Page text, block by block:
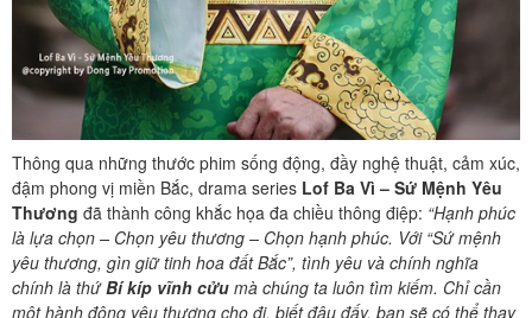
Thông qua những thước phim sống động, đầy nghệ thuật, cảm xúc,
đậm phong vị miền Bắc, drama series Lof Ba Vì – Sứ Mệnh Yêu
Thương đã thành công khắc họa đa chiều thông điệp: “Hạnh phúc
là lựa chọn – Chọn yêu thương – Chọn hạnh phúc. Với “Sứ mệnh
yêu thương, gìn giữ tinh hoa đất Bắc”, tình yêu và chính nghĩa
chính là thứBí kíp vĩnh cửu mà chúng ta luôn tìm kiếm. Chỉ cần
một hành động yêu thương cho đi, biết đâu đấy, bạn sẽ có thể thay